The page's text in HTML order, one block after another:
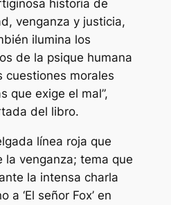
historia de
venganza y justicia,
ilumina los
de la psique humana
cuestiones morales
que exige el mal”,
del libro.
línea roja que
la venganza; tema que
la intensa charla
a ‘El señor Fox’ en